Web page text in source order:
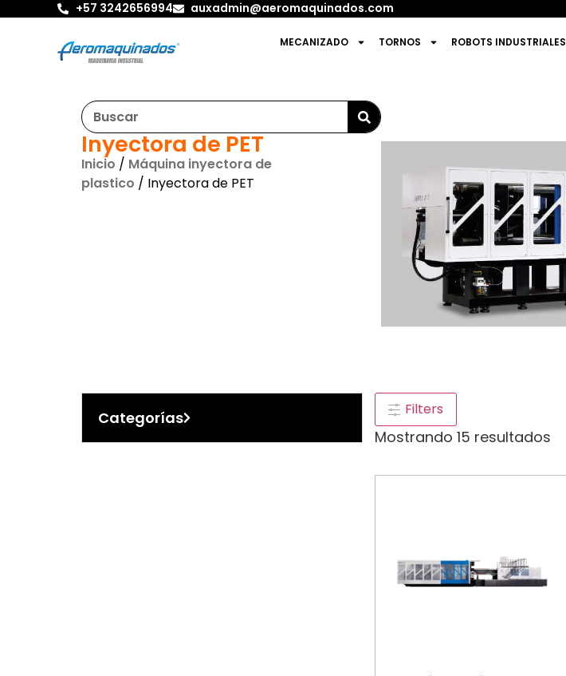
+57 3242656994 auxadmin@aeromaquinados.com
MECANIZADO TORNOS ROBOTS INDUSTRIALES
Inyectora de PET
Inicio / Máquina inyectora de
plastico / Inyectora de PET
Categorías Filters
Mostrando 15 resultados